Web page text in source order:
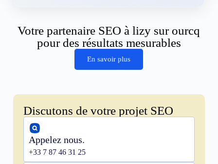
Votre partenaire SEO à lizy sur ourcq
pour des résultats mesurables
En savoir plus
Discutons de votre projet SEO
Appelez nous.
+33 7 87 46 31 25